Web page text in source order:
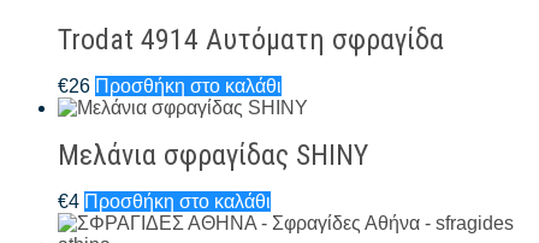
Trodat 4914 Αυτόματη σφραγίδα
€26 Προσθήκη στο καλάθι
Μελάνια σφραγίδας SHINY
€4 Προσθήκη στο καλάθι